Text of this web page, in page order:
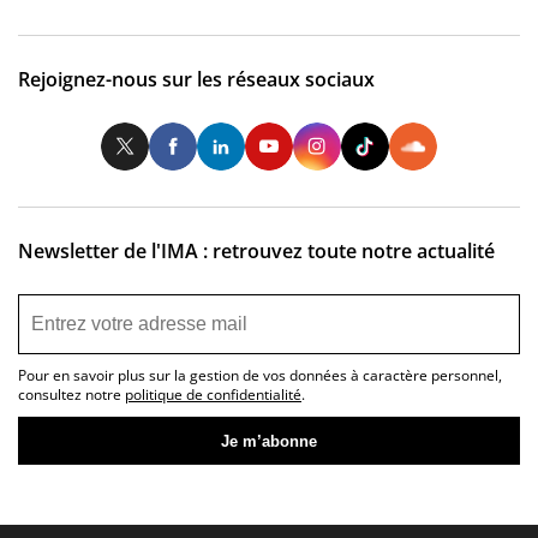
Rejoignez-nous sur les réseaux sociaux
TwitterFacebookLinkedInYoutubeInstagram
Newsletter de l'IMA : retrouvez toute notre actualité
Pour en savoir plus sur la gestion de vos données à caractère personnel,
consultez notre politique de confidentialité.